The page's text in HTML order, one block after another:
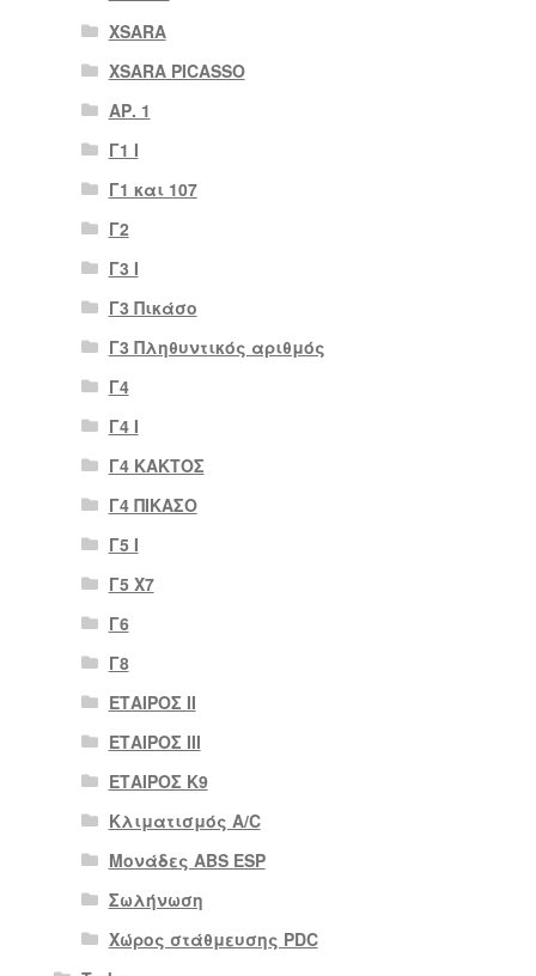
XSARA
XSARA PICASSO
ΑΡ. 1
Γ1 Ι
Γ1 και 107
Γ2
Γ3 Ι
Γ3 Πικάσο
Γ3 Πληθυντικός αριθμός
Γ4
Γ4 Ι
Γ4 ΚΑΚΤΟΣ
Γ4 ΠΙΚΑΣΟ
Γ5 Ι
Γ5 Χ7
Γ6
Γ8
ΕΤΑΙΡΟΣ II
ΕΤΑΙΡΟΣ III
ΕΤΑΙΡΟΣ Κ9
Κλιματισμός A/C
Μονάδες ABS ESP
Σωλήνωση
Χώρος στάθμευσης PDC